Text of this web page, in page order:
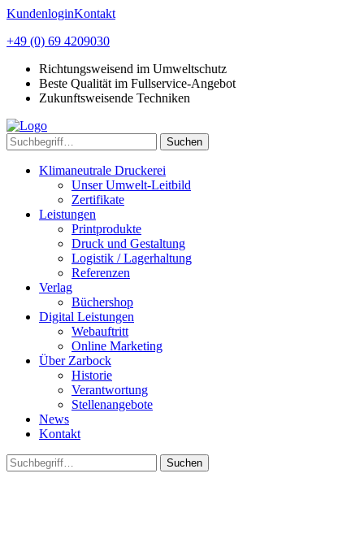
KundenloginKontakt
+49 (0) 69 4209030
Richtungsweisend im Umweltschutz
Beste Qualität im Fullservice-Angebot
Zukunftsweisende Techniken
Suchen
Klimaneutrale Druckerei
Unser Umwelt-Leitbild
Zertifikate
Leistungen
Printprodukte
Druck und Gestaltung
Logistik / Lagerhaltung
Referenzen
Verlag
Büchershop
Digital Leistungen
Webauftritt
Online Marketing
Über Zarbock
Historie
Verantwortung
Stellenangebote
News
Kontakt
Suchen